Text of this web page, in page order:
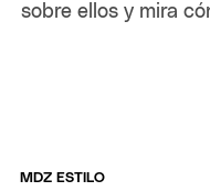
sobre ellos y mira
MDZ ESTILO